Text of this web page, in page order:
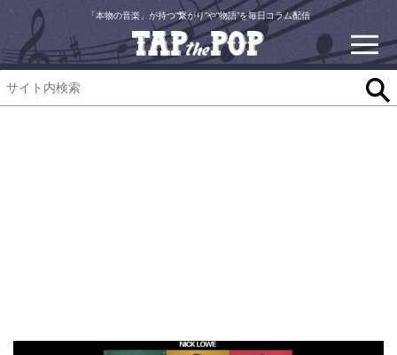
「本物の音楽」が持つ“繋がり”や“物語”を毎日コラム配信